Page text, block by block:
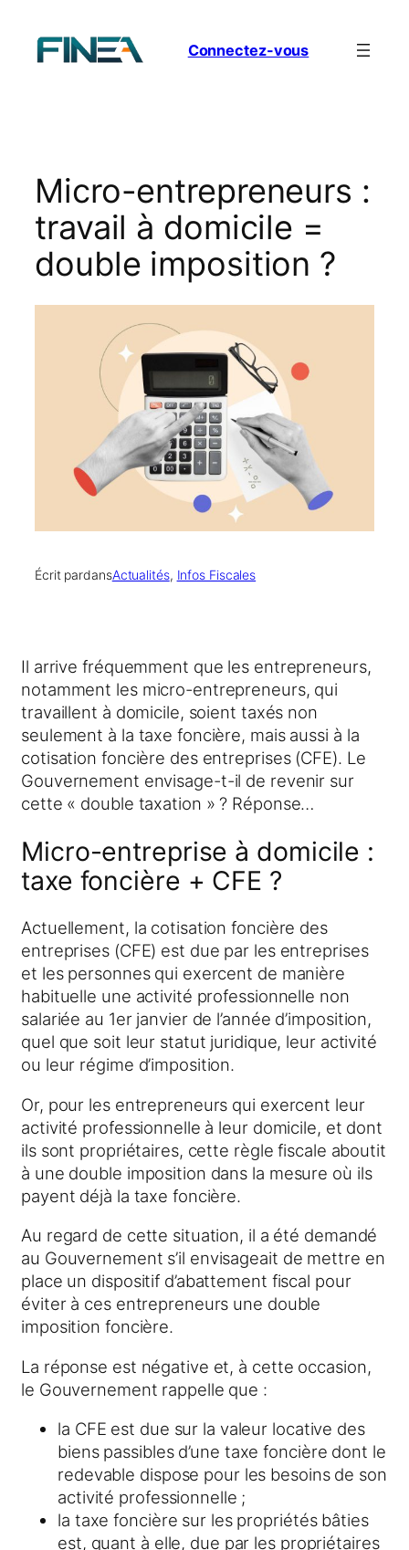
contenu
Connectez-vous
Micro-entrepreneurs :
travail à domicile =
double imposition ?
Écrit pardansActualités, Infos Fiscales
Il arrive fréquemment que les entrepreneurs,
notamment les micro-entrepreneurs, qui
travaillent à domicile, soient taxés non
seulement à la taxe foncière, mais aussi à la
cotisation foncière des entreprises (CFE). Le
Gouvernement envisage-t-il de revenir sur
cette « double taxation » ? Réponse…
Micro-entreprise à domicile :
taxe foncière + CFE ?
Actuellement, la cotisation foncière des
entreprises (CFE) est due par les entreprises
et les personnes qui exercent de manière
habituelle une activité professionnelle non
salariée au 1er janvier de l’année d’imposition,
quel que soit leur statut juridique, leur activité
ou leur régime d’imposition.
Or, pour les entrepreneurs qui exercent leur
activité professionnelle à leur domicile, et dont
ils sont propriétaires, cette règle fiscale aboutit
à une double imposition dans la mesure où ils
payent déjà la taxe foncière.
Au regard de cette situation, il a été demandé
au Gouvernement s’il envisageait de mettre en
place un dispositif d’abattement fiscal pour
éviter à ces entrepreneurs une double
imposition foncière.
La réponse est négative et, à cette occasion,
le Gouvernement rappelle que :
la CFE est due sur la valeur locative des
biens passibles d’une taxe foncière dont le
redevable dispose pour les besoins de son
activité professionnelle ;
la taxe foncière sur les propriétés bâties
est, quant à elle, due par les propriétaires